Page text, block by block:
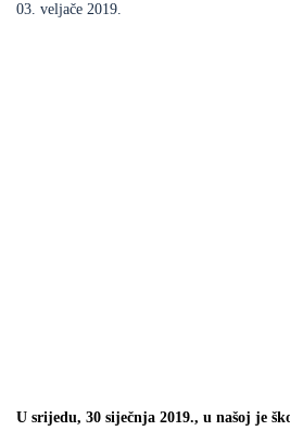
03. veljače 2019.
U srijedu, 30 siječnja 2019., u našoj je